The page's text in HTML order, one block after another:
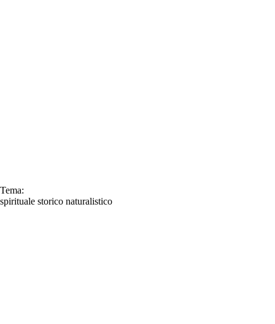
Tema:
spirituale storico naturalistico